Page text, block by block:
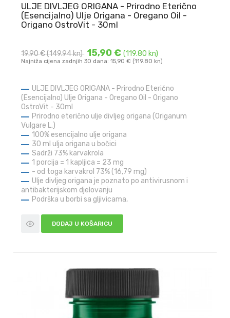
ULJE DIVLJEG ORIGANA - Prirodno Eterično
(Esencijalno) Ulje Origana - Oregano Oil -
Origano OstroVit - 30ml
19,90 €(149.94 kn) 15,90 €(119.80 kn)
Najniža cijena zadnjih 30 dana: 15,90 € (119.80 kn)
ULJE DIVLJEG ORIGANA - Prirodno Eterično
(Esencijalno) Ulje Origana - Oregano Oil - Origano
OstroVit - 30ml
Prirodno eterično ulje divljeg origana (Origanum
Vulgare L.)
100% esencijalno ulje origana
30 ml ulja origana u bočici
Sadrži 73% karvakrola
1 porcija = 1 kapljica = 23 mg
- od toga karvakrol 73% (16,79 mg)
Ulje divljeg origana je poznato po antivirusnom i
antibakterijskom djelovanju
Podrška u borbi sa gljivicama,
DODAJ U KOŠARICU